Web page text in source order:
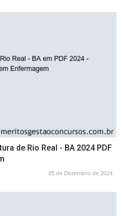
de Rio Real - BA 2024 PDF
05 de Dezembro de 2024